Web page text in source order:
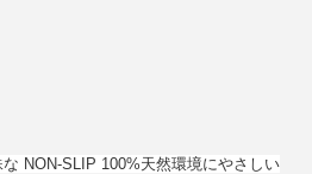
NON-SLIP 100%天然環境にやさしい